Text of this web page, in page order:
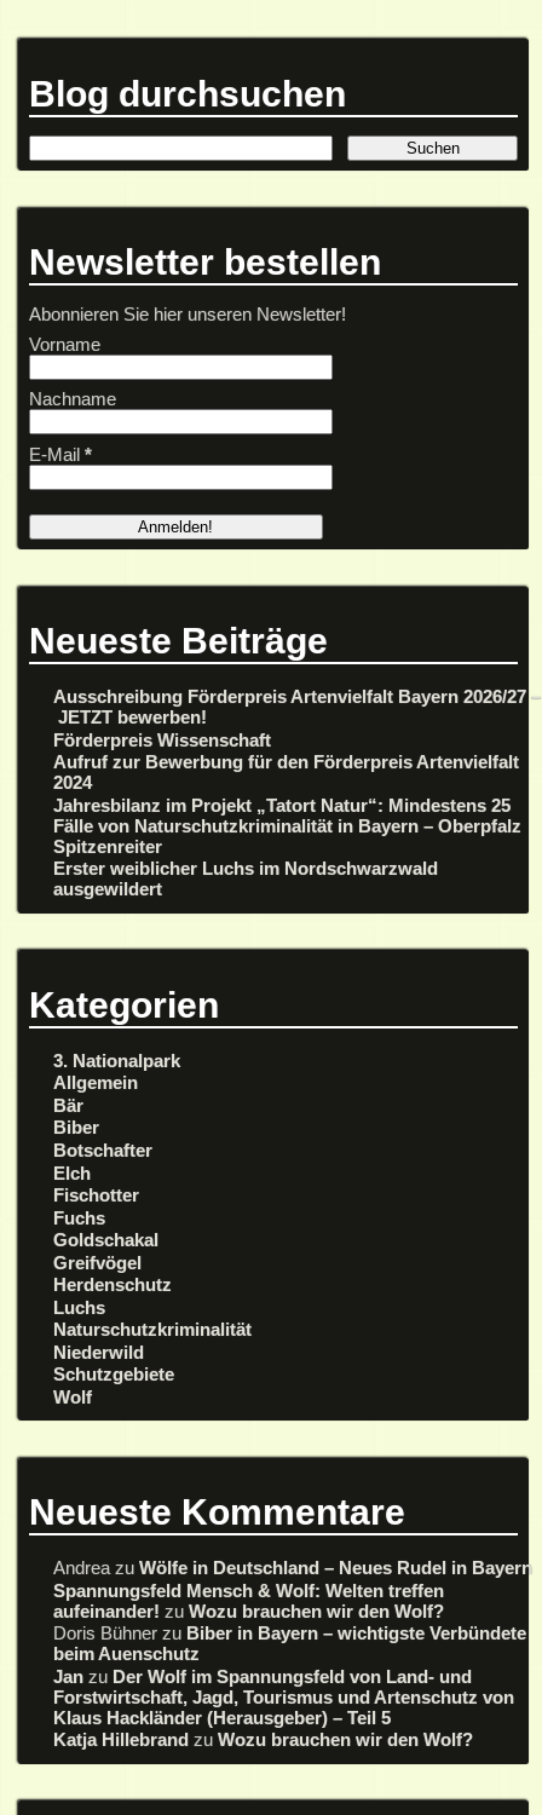
Blog durchsuchen
Newsletter bestellen
Abonnieren Sie hier unseren Newsletter!
Vorname
Nachname
E-Mail *
Neueste Beiträge
Ausschreibung Förderpreis Artenvielfalt Bayern 2026/27 –
JETZT bewerben!
Förderpreis Wissenschaft
Aufruf zur Bewerbung für den Förderpreis Artenvielfalt
2024
Jahresbilanz im Projekt „Tatort Natur“: Mindestens 25
Fälle von Naturschutzkriminalität in Bayern – Oberpfalz
Spitzenreiter
Erster weiblicher Luchs im Nordschwarzwald
ausgewildert
Kategorien
3. Nationalpark
Allgemein
Bär
Biber
Botschafter
Elch
Fischotter
Fuchs
Goldschakal
Greifvögel
Herdenschutz
Luchs
Naturschutzkriminalität
Niederwild
Schutzgebiete
Wolf
Neueste Kommentare
Andrea zuWölfe in Deutschland – Neues Rudel in Bayern
Spannungsfeld Mensch & Wolf: Welten treffen
aufeinander! zuWozu brauchen wir den Wolf?
Doris Bühner zu Biber in Bayern – wichtigste Verbündete
beim Auenschutz
Jan zu Der Wolf im Spannungsfeld von Land- und
Forstwirtschaft, Jagd, Tourismus und Artenschutz von
Klaus Hackländer (Herausgeber) – Teil 5
Katja Hillebrand zuWozu brauchen wir den Wolf?